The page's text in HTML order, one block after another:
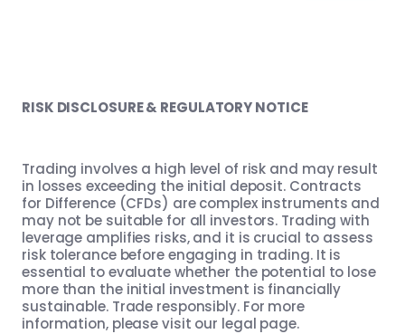
RISK DISCLOSURE & REGULATORY NOTICE
Trading involves a high level of risk and may result
in losses exceeding the initial deposit. Contracts
for Difference (CFDs) are complex instruments and
may not be suitable for all investors. Trading with
leverage amplifies risks, and it is crucial to assess
risk tolerance before engaging in trading. It is
essential to evaluate whether the potential to lose
more than the initial investment is financially
sustainable. Trade responsibly. For more
information, please visit our legal page.